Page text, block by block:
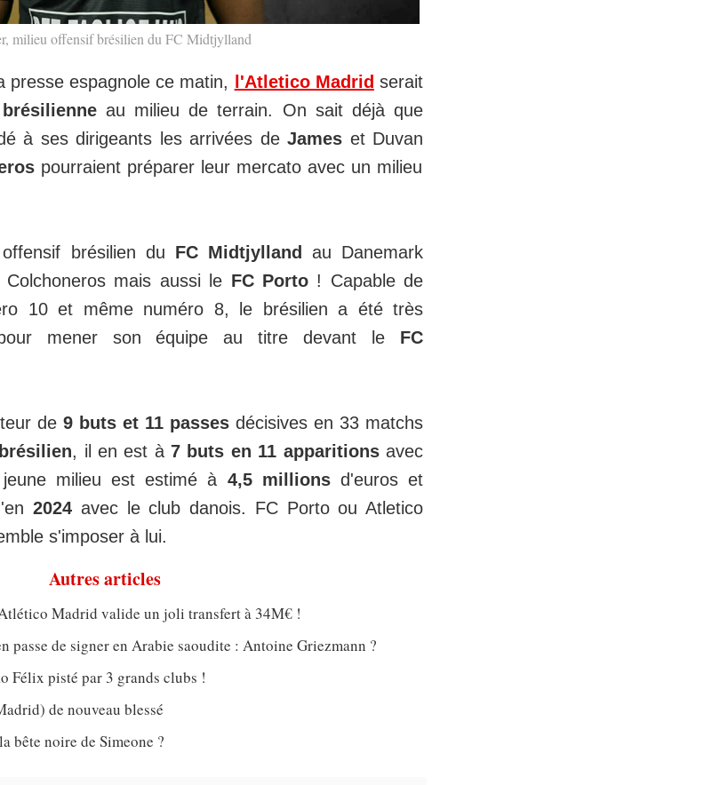
milieu offensif brésilien du FC Midtjylland
presse espagnole ce matin, l'Atletico Madrid serait
au milieu de terrain. On sait déjà que
à ses dirigeants les arrivées de James et Duvan
pourraient préparer leur mercato avec un milieu
brésilien du FC Midtjylland
au Danemark
mais aussi le FC Porto! Capable de
10 et même numéro 8, le brésilien a été très
mener son équipe au titre devant le FC
de 9 buts et 11 passes décisives en 33 matchs
, il en est à7 buts en 11 apparitionsavec
milieu est estimé à 4,5 millionsd'euros et
2024 avec le club danois. FC Porto ou Atletico
s'imposer à lui.
Autres articles
Madrid valide un joli transfert à 34M€ !
passe de signer en Arabie saoudite : Antoine Griezmann ?
Félix pisté par 3 grands clubs !
de nouveau blessé
bête noire de Simeone ?